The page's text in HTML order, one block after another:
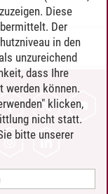
Diese
Der
in den
unzureichend
dass Ihre
werden können.
klicken,
nicht statt.
bitte unserer